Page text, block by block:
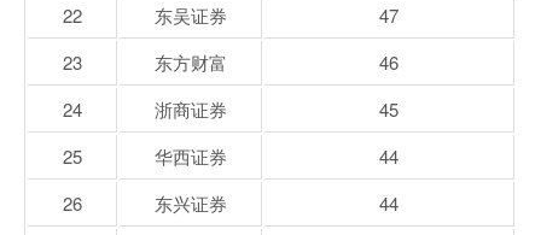
22
东吴证券
47
23
东方财富
46
24
浙商证券
45
25
华西证券
44
26
东兴证券
44